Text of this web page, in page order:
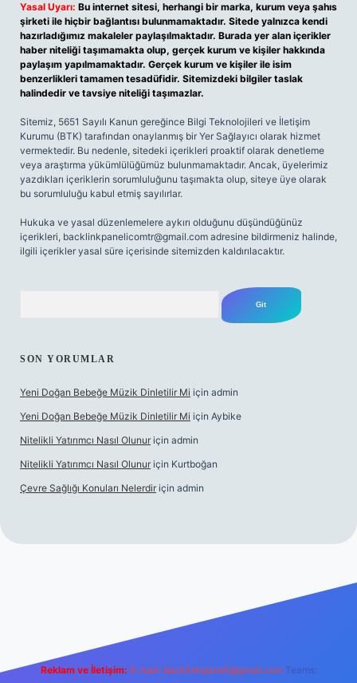
Yasal Uyarı: Bu internet sitesi, herhangi bir marka, kurum veya şahıs
şirketi ile hiçbir bağlantısı bulunmamaktadır. Sitede yalnızca kendi
hazırladığımız makaleler paylaşılmaktadır. Burada yer alan içerikler
haber niteliği taşımamakta olup, gerçek kurum ve kişiler hakkında
paylaşım yapılmamaktadır. Gerçek kurum ve kişiler ile isim
benzerlikleri tamamen tesadüfidir. Sitemizdeki bilgiler taslak
halindedir ve tavsiye niteliği taşımazlar.
Sitemiz, 5651 Sayılı Kanun gereğince Bilgi Teknolojileri ve İletişim
Kurumu (BTK) tarafından onaylanmış bir Yer Sağlayıcı olarak hizmet
vermektedir. Bu nedenle, sitedeki içerikleri proaktif olarak denetleme
veya araştırma yükümlülüğümüz bulunmamaktadır. Ancak, üyelerimiz
yazdıkları içeriklerin sorumluluğunu taşımakta olup, siteye üye olarak
bu sorumluluğu kabul etmiş sayılırlar.
Hukuka ve yasal düzenlemelere aykırı olduğunu düşündüğünüz
içerikleri, backlinkpanelicomtr@gmail.com adresine bildirmeniz halinde,
ilgili içerikler yasal süre içerisinde sitemizden kaldırılacaktır.
SON YORUMLAR
Yeni Doğan Bebeğe Müzik Dinletilir Mi için admin
Yeni Doğan Bebeğe Müzik Dinletilir Mi için Aybike
Nitelikli Yatırımcı Nasıl Olunur için admin
Nitelikli Yatırımcı Nasıl Olunur için Kurtboğan
Çevre Sağlığı Konuları Nelerdir için admin
Reklam ve İletişim: E-mail: backlinkpaneli@gmail.com Teams: